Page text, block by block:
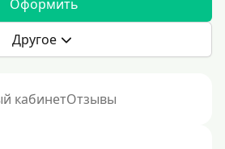
Оформить
Другое
кабинетОтзывы